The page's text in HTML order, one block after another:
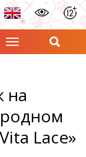
на
Lace»